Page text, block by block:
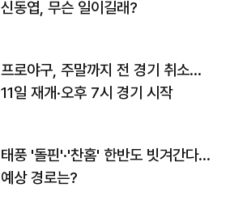
신동엽, 무슨 일이길래?
프로야구, 주말까지 전 경기 취소…
11일 재개·오후 7시 경기 시작
태풍 '돌핀'·'찬홈' 한반도 빗겨간다…
예상 경로는?